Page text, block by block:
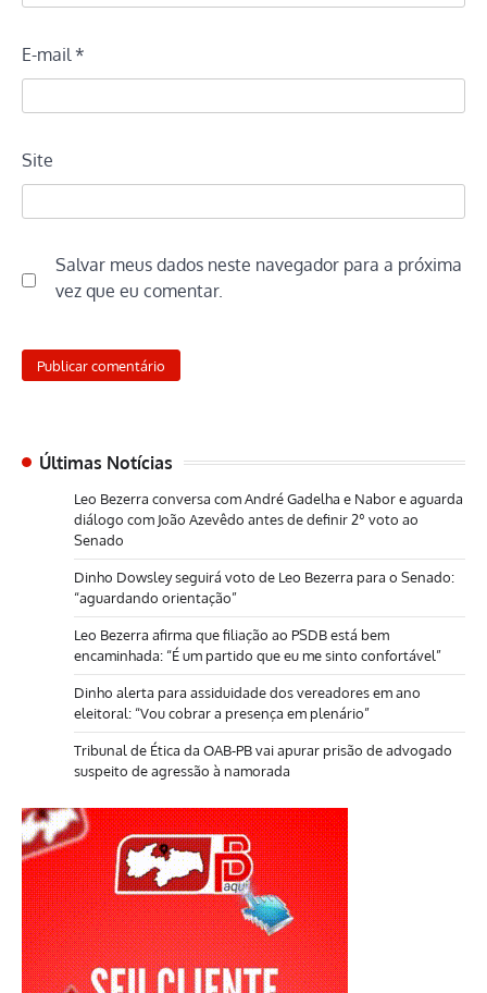
E-mail *
Site
Salvar meus dados neste navegador para a próxima
vez que eu comentar.
Últimas Notícias
Leo Bezerra conversa com André Gadelha e Nabor e aguarda
diálogo com João Azevêdo antes de definir 2º voto ao
Senado
Dinho Dowsley seguirá voto de Leo Bezerra para o Senado:
“aguardando orientação”
Leo Bezerra afirma que filiação ao PSDB está bem
encaminhada: “É um partido que eu me sinto confortável”
Dinho alerta para assiduidade dos vereadores em ano
eleitoral: “Vou cobrar a presença em plenário”
Tribunal de Ética da OAB-PB vai apurar prisão de advogado
suspeito de agressão à namorada